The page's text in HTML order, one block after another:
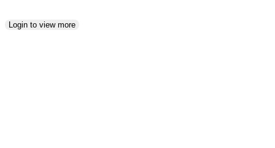
Login to view more